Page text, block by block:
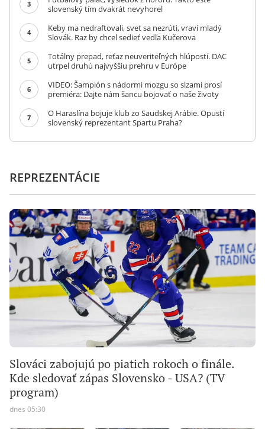
3
slovenský tím dvakrát nevyhorel
4
Keby ma nedraftovali, svet sa nezrúti, vraví mladý
Slovák. Raz by chcel sedieť vedľa Kučerova
5
Totálny prepad, reťaz neuveriteľných hlúpostí. DAC
utrpel druhú najvyššiu prehru v Európe
6
VIDEO: Šampión s nádormi mozgu so slzami prosí
premiéra: Dajte nám šancu bojovať o naše životy
7
O Haraslína bojuje klub zo Saudskej Arábie. Opustí
slovenský reprezentant Spartu Praha?
REPREZENTÁCIE
Slováci zabojujú po piatich rokoch o finále.
Kde sledovať zápas Slovensko - USA? (TV
program)
dnes 05:30